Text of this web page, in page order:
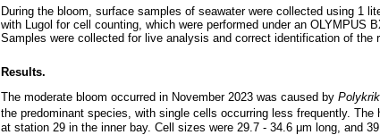
During the bloom, surface samples of seawater were collected using 1
with Lugol for cell counting, which were performed under an OLYMPUS
Samples were collected for live analysis and correct identification of the
Results.
The moderate bloom occurred in November 2023 was caused by
the predominant species, with single cells occurring less frequently. The
at station 29 in the inner bay. Cell sizes were 29.7 - 34.6 μm long, and